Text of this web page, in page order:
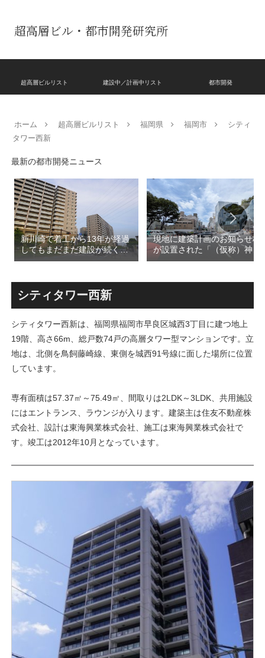
超高層ビル・都市開発研究所
超高層ビルリスト 建設中／計画中リスト 都市開発
ホーム 超高層ビルリスト 福岡県 福岡市
シティ
タワー西新
最新の都市開発ニュース
新川崎で着工から13年が経過
してもまだまだ建設が続く
「クレストプライムレジデン
ンション街で「プロムナード
八番街」の建設が進む！！
現地に建築計画のお知らせ板
が設置された「（仮称）神宮
前六丁目八角館建替計
SANAA設計で神宮前交差点に
シティタワー西新
シティタワー西新は、福岡県福岡市早良区城西3丁目に建つ地上
19階、高さ66m、総戸数74戸の高層タワー型マンションです。立
地は、北側を鳥飼藤崎線、東側を城西91号線に面した場所に位置
しています。
専有面積は57.37㎡～75.49㎡、間取りは2LDK～3LDK、共用施設
にはエントランス、ラウンジが入ります。建築主は住友不動産株
式会社、設計は東海興業株式会社、施工は東海興業株式会社で
す。竣工は2012年10月となっています。